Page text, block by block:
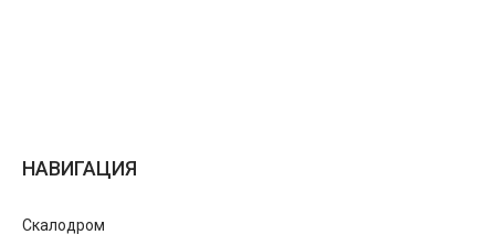
НАВИГАЦИЯ
Скалодром